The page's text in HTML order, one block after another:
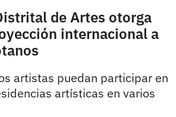
de Artes otorga
internacional a
artistas puedan participar en
artísticas en varios